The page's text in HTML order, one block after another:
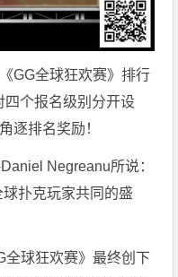
GG全球狂欢赛》排行
个报名级别分开设
逐排名奖励！
Negreanu所说：
扑克玩家共同的盛
全球狂欢赛》最终创下